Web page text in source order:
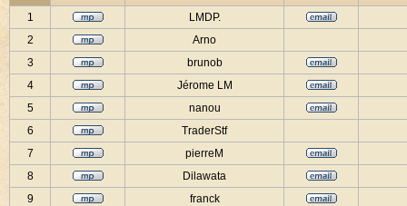
1
LMDP.
2
Arno
3
brunob
4
Jérome LM
5
nanou
6
TraderStf
7
pierreM
8
Dilawata
9
franck